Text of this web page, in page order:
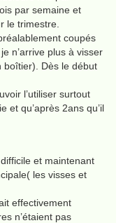
par semaine et
le trimestre.
coupés
n’arrive plus à visser
boîtier). Dès le début
l’utiliser surtout
et qu’après 2ans qu’il
et maintenant
les visses et
effectivement
n’étaient pas